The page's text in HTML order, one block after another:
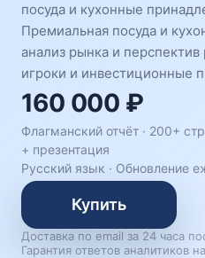
посуда и кухонные
Премиальная посуда и
анализ рынка и перспектив
игроки и инвестиционные
160 000 ₽
Флагманский отчёт · 200+
+ презентация
Русский язык · Обновление
Купить
Доставка по email за 24 часа
Гарантия ответов аналитиков